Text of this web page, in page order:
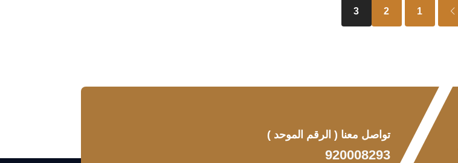
1
2
3
تواصل معنا ( الرقم الموحد )
920008293